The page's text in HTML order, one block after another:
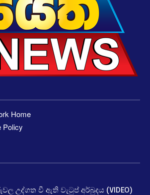
Home
Policy
උද්ගත වී ඇති වැටුප් අර්බුදය (VIDEO)